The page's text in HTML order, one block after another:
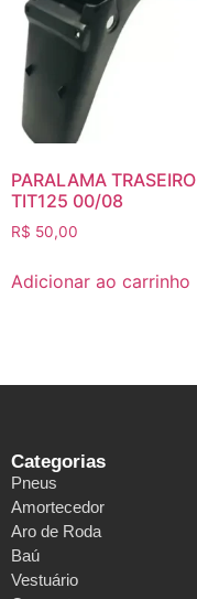
PARALAMA TRASEIRO
TIT125 00/08
R$ 50,00
Adicionar ao carrinho
Categorias
Pneus
Amortecedor
Aro de Roda
Baú
Vestuário